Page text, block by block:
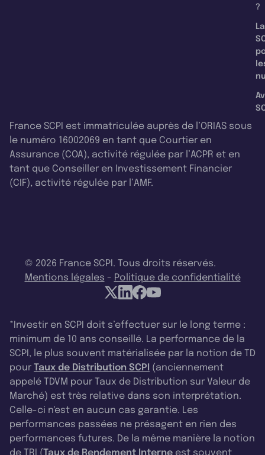
?
La
France SCPI est immatriculée auprès de l’ORIAS sous
le numéro 16002069 en tant que Courtier en
Assurance (COA), activité régulée par l’ACPR et en
tant que Conseiller en Investissement Financier
(CIF), activité régulée par l’AMF.
© 2026 France SCPI. Tous droits réservés.
Mentions légales - Politique de confidentialité
*Investir en SCPI doit s’effectuer sur le long terme :
minimum de 10 ans conseillé. La performance de la
SCPI, le plus souvent matérialisée par la notion de TD
pour Taux de Distribution SCPI (anciennement
appelé TDVM pour Taux de Distribution sur Valeur de
Marché) est très relative dans son interprétation.
Celle-ci n'est en aucun cas garantie. Les
performances passées ne présagent en rien des
performances futures. De la même manière la notion
de TRI (Taux de Rendement Interne est souvent